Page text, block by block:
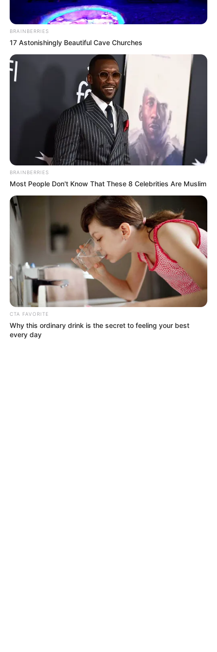
ALERTA BOGOTÁ EN GOOGLE NEWS
TEMAS RELACIONADOS
DISIDENCIAS DE LAS FARC
HOMBRE CAPTURADO
DISIDENCIAS DE 'IVÁN MORDISCO'
SUR DEL TOLIMA
NOTICIAS DEL TOLIMA
NOTICIAS DE IBAGUÉ
MANTÉNGASE EN ALERTA
Tenemos todas las noticias que le
favor, active las notificaciones de Alerta.
ACTIVAR AHORA
TEMAS DESTACADOS
SARAMPIÓN AVENIDA AMBALÁ
IBAGUÉ
PARQUE DE DIVERSIONES
ELECCIONES PRESIDENCIALES
FENÓMENO DEL NIÑO
BRAINBERRIES
17 Astonishingly Beautiful Cave Churches
BRAINBERRIES
Most People Don't Know That These 8 Celebrities Are Muslim
CTA FAVORITE
Why this ordinary drink is the secret to feeling your best
every day